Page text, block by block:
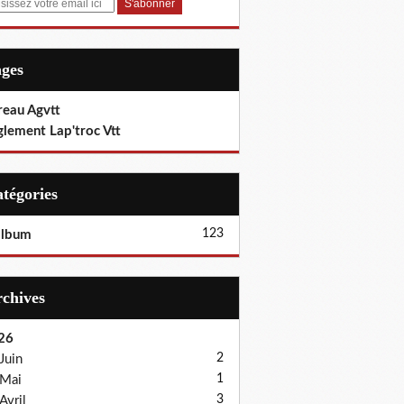
Agvtt
Lap'troc Vtt
123
Juin
2
Mai 1
Avril 3